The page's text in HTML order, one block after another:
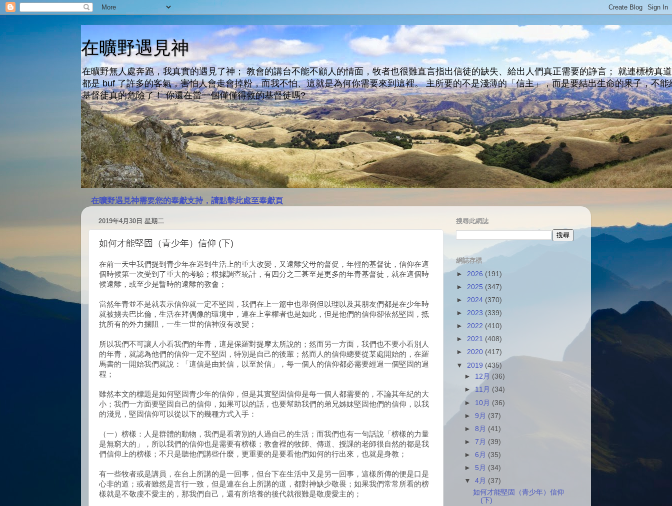
在曠野遇見神
在曠野無人處奔跑，我真實的遇見了神； 教會的講台不能不顧人的情面，牧者也很難直言指出信徒的缺失、給出人們真正需要的諍言； 就連標榜真
都是 buf 了許多的客氣，害怕人會走會掉粉，而我不怕、這就是為何你需要來到這裡。 主所要的不是淺薄的「信主」，而是要結出生命的果子，不能
基督徒真的危險了！ 你還在當一個僅僅得救的基督徒嗎?
在曠野遇見神需要您的奉獻支持，請點擊此處至奉獻頁
2019年4月30日 星期二
如何才能堅固（青少年）信仰 (下)
在前一天中我們提到青少年在遇到生活上的重大改變，又遠離父母的督促，年輕的基督徒，信仰在這
個時候第一次受到了重大的考驗；根據調查統計，有四分之三甚至是更多的年青基督徒，就在這個時
候遠離，或至少是暫時的遠離的教會；
當然年青並不是就表示信仰就一定不堅固，我們在上一篇中也舉例但以理以及其朋友們都是在少年時
就被擄去巴比倫，生活在拜偶像的環境中，連在上掌權者也是如此，但是他們的信仰卻依然堅固，抵
抗所有的外力攔阻，一生一世的信神沒有改變；
所以我們不可讓人小看我們的年青，這是保羅對提摩太所說的；然而另一方面，我們也不要小看別人
的年青，就認為他們的信仰一定不堅固，特別是自己的後輩；然而人的信仰總要從某處開始的，在羅
馬書的一開始我們就說：「這信是由於信，以至於信」，每一個人的信仰都必需要經過一個堅固的過
程；
雖然本文的標題是如何堅固青少年的信仰，但是其實堅固信仰是每一個人都需要的，不論其年紀的大
小；我們一方面要堅固自己的信仰，如果可以的話，也要幫助我們的弟兄姊妹堅固他們的信仰，以我
的淺見，堅固信仰可以從以下的幾種方式入手：
（一）榜樣：人是群體的動物，我們是看著別的人過自己的生活；而我們也有一句話說「榜樣的力量
是無窮大的」，所以我們的信仰也是需要有榜樣；教會裡的牧師、傳道、授課的老師很自然的都是我
們信仰上的榜樣；不只是聽他們講些什麼，更重要的是要看他們如何的行出來，也就是身教；
有一些牧者或是講員，在台上所講的是一回事，但台下在生活中又是另一回事，這樣所傳的便是口是
心非的道；或者雖然是言行一致，但是連在台上所講的道，都對神缺少敬畏；如果我們常常所看的榜
樣就是不敬虔不愛主的，那我們自己，還有所培養的後代就很難是敬虔愛主的；
搜尋此網誌
網誌存檔
► 2026 (191)
► 2025 (347)
► 2024 (370)
► 2023 (339)
► 2022 (410)
► 2021 (408)
► 2020 (417)
▼ 2019 (435)
► 12月 (36)
►11月 (34)
► 10月 (36)
►9月 (37)
►8月 (41)
►7月 (39)
►6月 (35)
► 5月 (34)
▼4月 (37)
如何才能堅固（青少年）信仰
(下)